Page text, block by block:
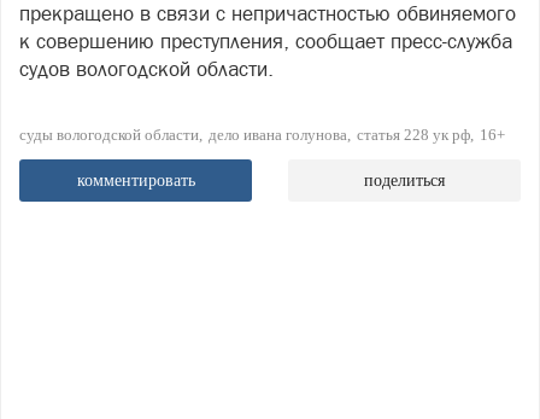
прекращено в связи с непричастностью обвиняемого
к совершению преступления, сообщает пресс-служба
судов вологодской области.
суды вологодской области дело ивана голунова статья 228 ук рф 16+
комментировать поделиться